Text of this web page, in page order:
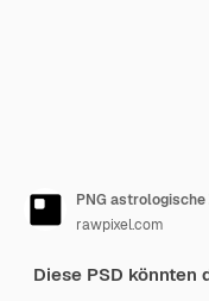
PNG
rawpixel.com
Diese PSD könnten